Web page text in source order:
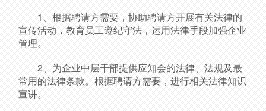
1、根据聘请方需要，协助聘请方开展有关法律的
宣传活动，教育员工遵纪守法，运用法律手段加强企业
管理。
2、为企业中层干部提供应知会的法律、法规及最
常用的法律条款。根据聘请方需要，进行相关法律知识
宣讲。